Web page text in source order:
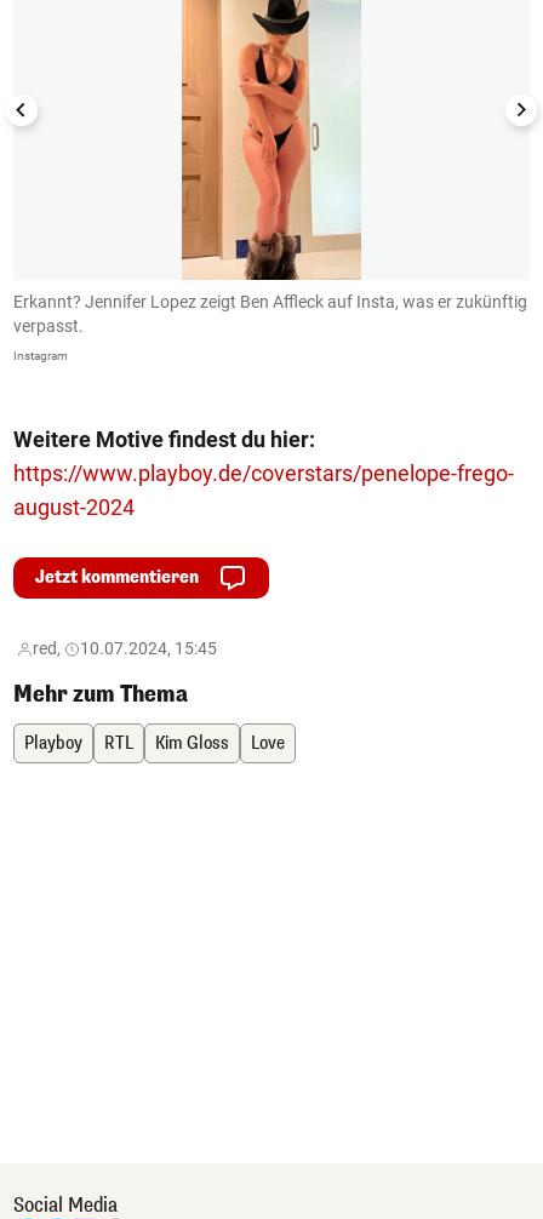
Erkannt? Jennifer Lopez zeigt Ben Affleck auf Insta, was er zukünftig
verpasst.
Instagram
Weitere Motive findest du hier:
https://www.playboy.de/coverstars/penelope-frego-
august-2024
Jetzt kommentieren
red, 10.07.2024, 15:45
Mehr zum Thema
Playboy RTL Kim Gloss Love
Social Media